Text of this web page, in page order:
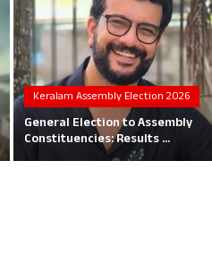
Keralam Assembly Election 2026
General Election to Assembly
Constituencies: Results ...